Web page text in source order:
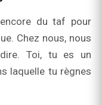
du taf pour
Chez nous, nous
Toi, tu es un
laquelle tu règnes